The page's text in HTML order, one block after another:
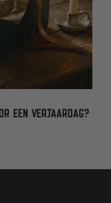
EEN VERJAARDAG?